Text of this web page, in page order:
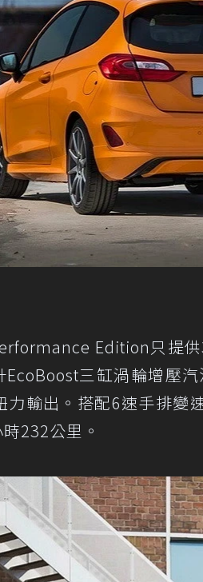
Edition只提
三缸渦輪增壓
力輸出。搭配6速手排變
232公里。